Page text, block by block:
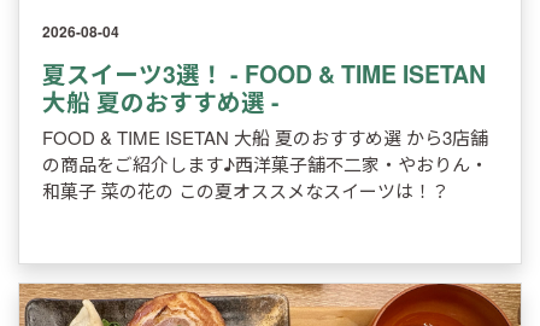
2026-08-04
夏スイーツ3選！ - FOOD & TIME ISETAN
大船 夏のおすすめ選 -
FOOD & TIME ISETAN 大船 夏のおすすめ選 から3店舗
の商品をご紹介します♪西洋菓子舗不二家・やおりん・
和菓子 菜の花の この夏オススメなスイーツは！？